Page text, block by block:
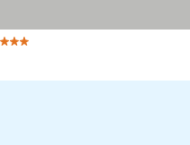
3 Zvezdice